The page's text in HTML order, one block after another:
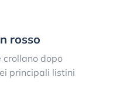
rosso
crollano dopo
principali listini